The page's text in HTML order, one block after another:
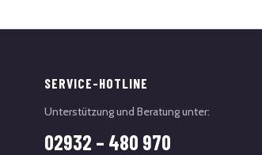
SERVICE-HOTLINE
Unterstützung und Beratung unter:
02932 – 480 970